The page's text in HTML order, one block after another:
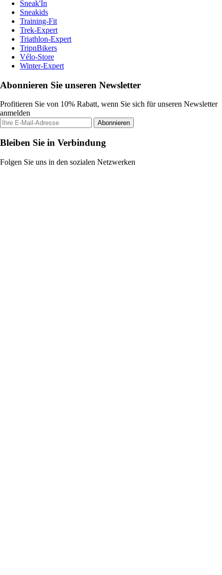
Sneak'In
Sneakids
Training-Fit
Trek-Expert
Triathlon-Expert
TripnBikers
Vélo-Store
Winter-Expert
Abonnieren Sie unseren Newsletter
Profitieren Sie von 10% Rabatt, wenn Sie sich für unseren Newsletter
anmelden
Abonnieren
Bleiben Sie in Verbindung
Folgen Sie uns in den sozialen Netzwerken